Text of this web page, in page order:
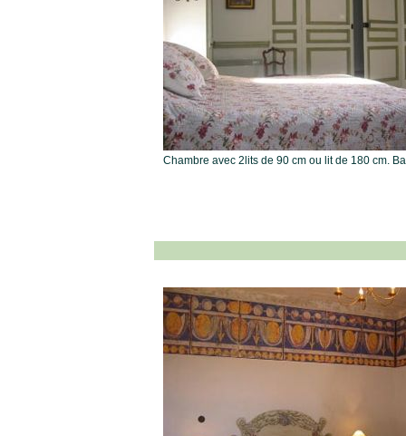
Chambre avec 2lits de 90 cm ou lit de 180 cm.